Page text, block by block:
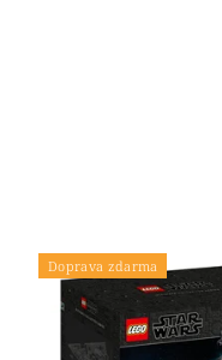
Doprava zdarma